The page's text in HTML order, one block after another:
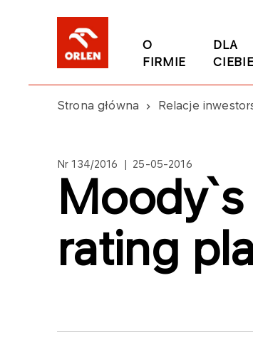
O
FIRMIE
DLA
CIEBIE
Strona główna Relacje
Nr 134/2016 | 25-05-2016
rating